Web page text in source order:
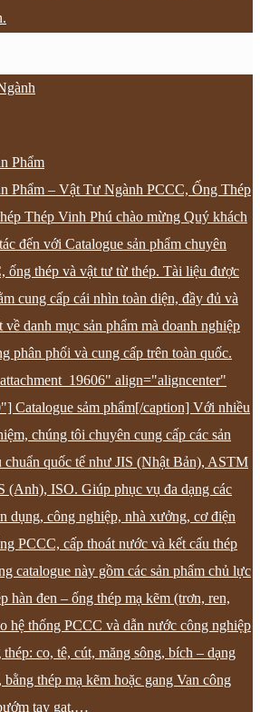
Phẩm
Phẩm – Vật Tư Ngành PCCC, Ống Thép
Thép Vinh Phú chào mừng Quý khách
đến với Catalogue sản phẩm chuyên
ống thép và vật tư từ thép. Tài liệu được
cung cấp cái nhìn toàn diện, đầy đủ và
về danh mục sản phẩm mà doanh nghiệp
phân phối và cung cấp trên toàn quốc.
align="aligncenter"
Catalogue sảm phẩm[/caption] Với nhiều
chúng tôi chuyên cung cấp các sản
chuẩn quốc tế như JIS (Nhật Bản), ASTM
(Anh), ISO. Giúp phục vụ đa dạng các
dụng, công nghiệp, nhà xưởng, cơ điện
PCCC, cấp thoát nước và kết cấu thép
catalogue này gồm các sản phẩm chủ lực
hàn đen – ống thép mạ kẽm (trơn, ren,
hệ thống PCCC và dẫn nước công nghiệp
co, tê, cút, măng sông, bích – dạng
bằng thép mạ kẽm hoặc gang Van công
tay gạt,…